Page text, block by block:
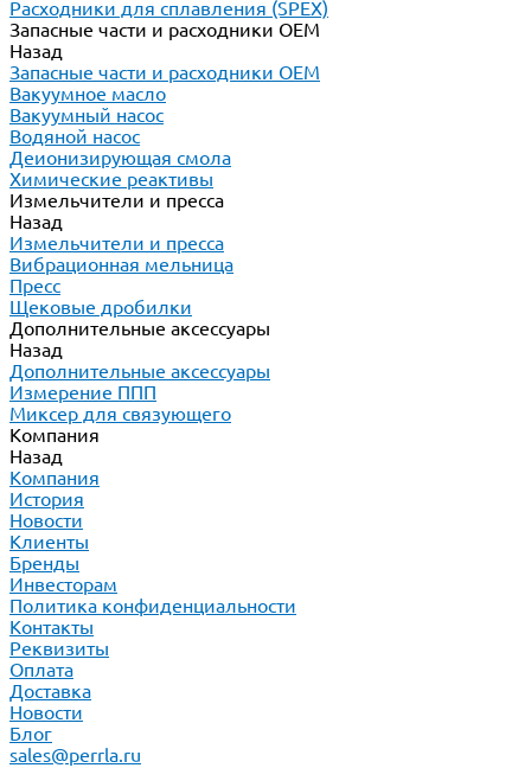
Расходники для сплавления (SPEX)
Запасные части и расходники ОЕМ
Назад
Запасные части и расходники ОЕМ
Вакуумное масло
Вакуумный насос
Водяной насос
Деионизирующая смола
Химические реактивы
Измельчители и пресса
Назад
Измельчители и пресса
Вибрационная мельница
Пресс
Щековые дробилки
Дополнительные аксессуары
Назад
Дополнительные аксессуары
Измерение ППП
Миксер для связующего
Компания
Назад
Компания
История
Новости
Клиенты
Бренды
Инвесторам
Политика конфиденциальности
Контакты
Реквизиты
Оплата
Доставка
Новости
Блог
sales@perrla.ru